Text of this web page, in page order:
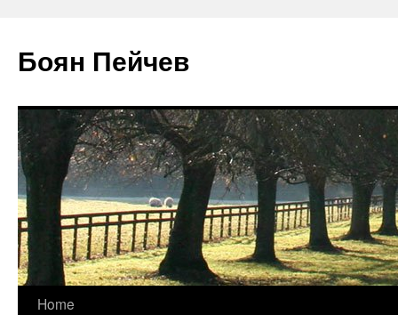
Боян Пейчев
Skip
Home